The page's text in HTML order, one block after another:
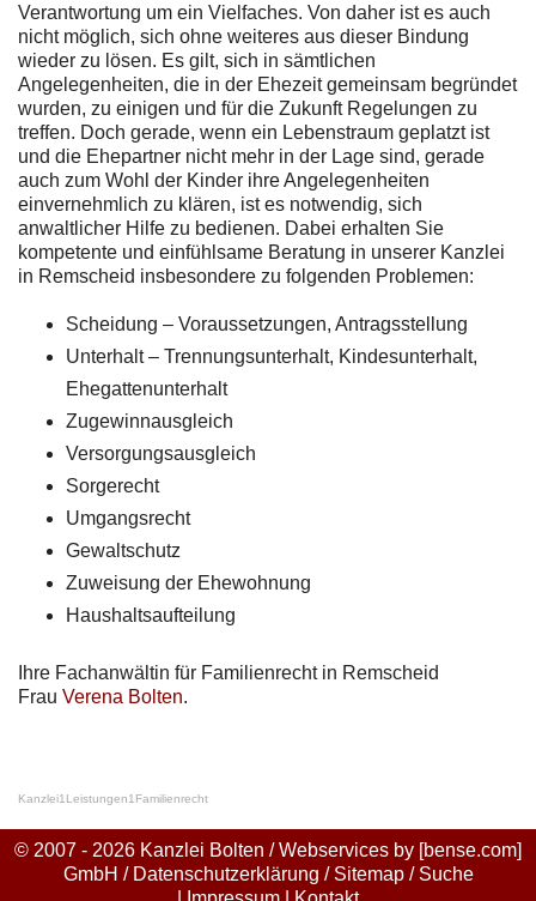
Verantwortung um ein Vielfaches. Von daher ist es auch
nicht möglich, sich ohne weiteres aus dieser Bindung
wieder zu lösen. Es gilt, sich in sämtlichen
Angelegenheiten, die in der Ehezeit gemeinsam begründet
wurden, zu einigen und für die Zukunft Regelungen zu
treffen. Doch gerade, wenn ein Lebenstraum geplatzt ist
und die Ehepartner nicht mehr in der Lage sind, gerade
auch zum Wohl der Kinder ihre Angelegenheiten
einvernehmlich zu klären, ist es notwendig, sich
anwaltlicher Hilfe zu bedienen. Dabei erhalten Sie
kompetente und einfühlsame Beratung in unserer Kanzlei
in Remscheid insbesondere zu folgenden Problemen:
Scheidung – Voraussetzungen, Antragsstellung
Unterhalt – Trennungsunterhalt, Kindesunterhalt,
Ehegattenunterhalt
Zugewinnausgleich
Versorgungsausgleich
Sorgerecht
Umgangsrecht
Gewaltschutz
Zuweisung der Ehewohnung
Haushaltsaufteilung
Ihre Fachanwältin für Familienrecht in Remscheid
Frau Verena Bolten.
Kanzlei1 Leistungen1 Familienrecht
© 2007 - 2026 Kanzlei Bolten / Webservices by [bense.com]
GmbH / Datenschutzerklärung / Sitemap/ Suche